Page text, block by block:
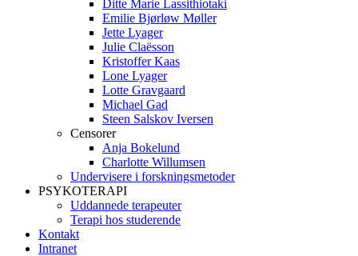
Ditte Marie Lassithiotaki
Emilie Bjørløw Møller
Jette Lyager
Julie Claësson
Kristoffer Kaas
Lone Lyager
Lotte Gravgaard
Michael Gad
Steen Salskov Iversen
Censorer
Anja Bokelund
Charlotte Willumsen
Undervisere i forskningsmetoder
PSYKOTERAPI
Uddannede terapeuter
Terapi hos studerende
Kontakt
Intranet